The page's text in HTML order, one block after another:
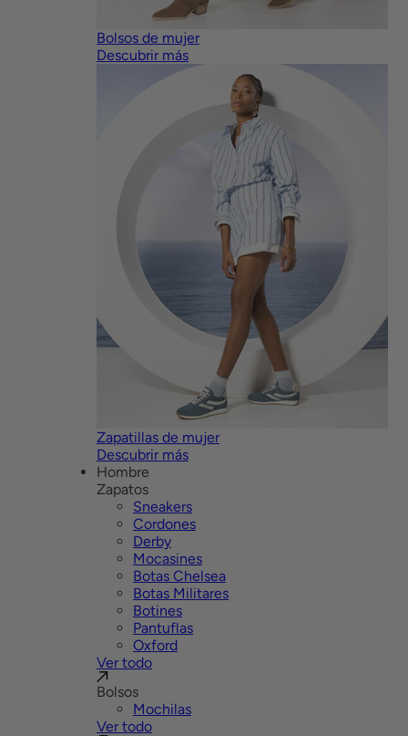
Bolsos de mujer
Descubrir más
Zapatillas de mujer
Descubrir más
Hombre
Zapatos
Sneakers
Cordones
Derby
Mocasines
Botas Chelsea
Botas Militares
Botines
Pantuflas
Oxford
Ver todo
Bolsos
Mochilas
Ver todo